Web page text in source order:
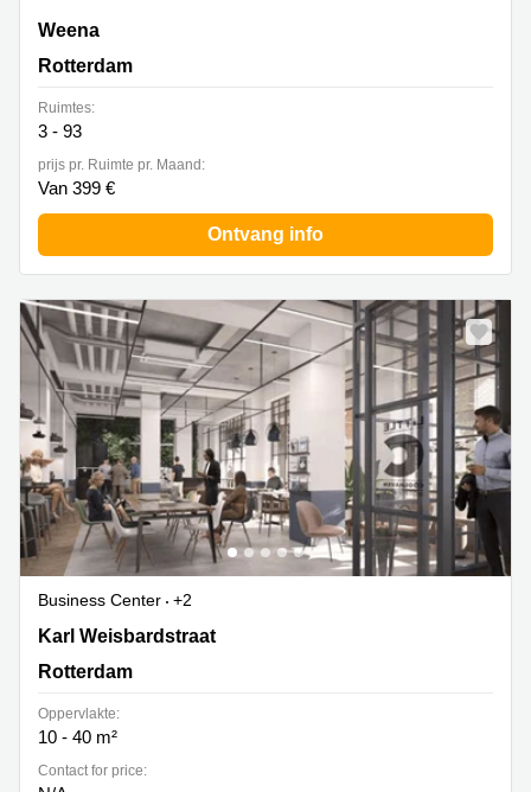
Weena 505, Rotterdam
Weena
Rotterdam
Ruimtes:
3 - 93
prijs pr. Ruimte pr. Maand:
Van 399 €
Ontvang info
Business Center
+2
Karl Weisbardstraat 181, Rotterdam
Karl Weisbardstraat
Rotterdam
Oppervlakte:
10 - 40 m²
Contact for price: